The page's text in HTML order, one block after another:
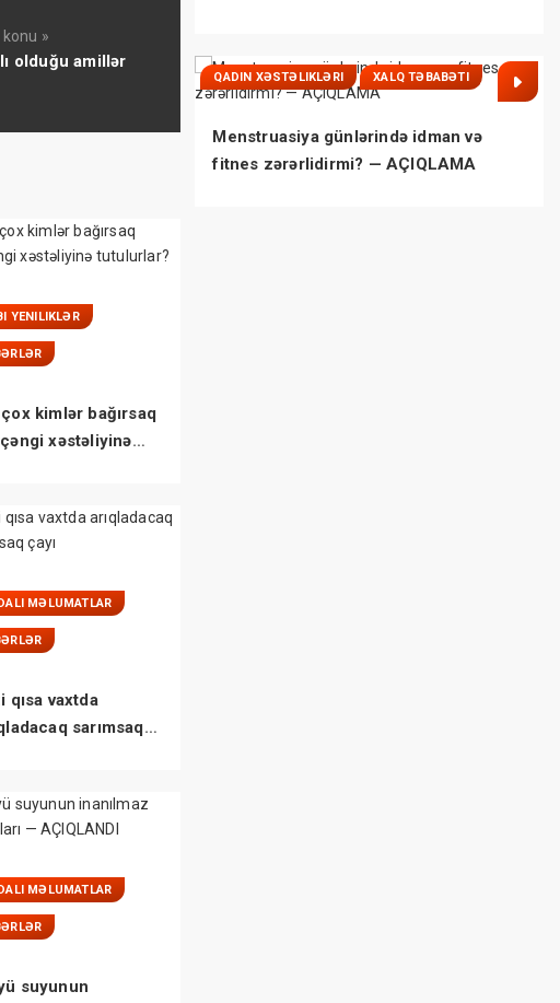
»
olduğu amillər
YENILIKLƏR
kimlər bağırsaq
xəstəliyinə
MƏLUMATLAR
qısa vaxtda
sarımsaq
MƏLUMATLAR
suyunun
QADIN XƏSTƏLIKLƏRI XALQ TƏBABƏTI
Menstruasiya günlərində idman və
fitnes zərərlidirmi? — AÇIQLAMA